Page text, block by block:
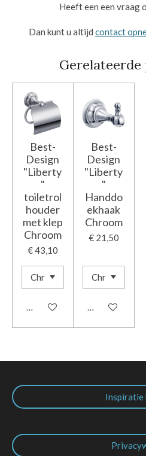
Heeft een een vraag
Dan kunt u altijd contact
Best-
Design
"Liberty
"
toiletrol
houder
met klep
Chroom
€ 43,10
In winkelwagen
Best-
Design
"Liberty
"
Handdo
ekhaak
Chroom
€ 21,50
In winkelwagen
Inspiratie